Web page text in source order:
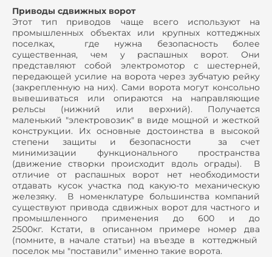
Приводы сдвижных ворот
Этот тип приводов чаще всего используют на
промышленных объектах или крупных коттеджных
поселках, где нужна безопасность более
существенная, чем у распашных ворот. Они
представляют собой электромотор с шестерней,
передающей усилие на ворота через зубчатую рейку
(закрепленную на них). Сами ворота могут консольно
вывешиваться или опираются на направляющие
рельсы (нижний или верхний). Получается
маленький "электровозик" в виде мощной и жесткой
конструкции. Их основные достоинства в высокой
степени защиты и безопасности за счет
минимизации функционального пространства
(движение створки происходит вдоль ограды). В
отличие от распашных ворот нет необходимости
отдавать кусок участка под какую-то механическую
железяку. В номенклатуре большинства компаний
существуют привода сдвижных ворот для частного и
промышленного применения до 600 и до
2500кг. Кстати, в описанном примере номер два
(помните, в начале статьи) на въезде в коттеджный
поселок мы "поставили" именно такие ворота.